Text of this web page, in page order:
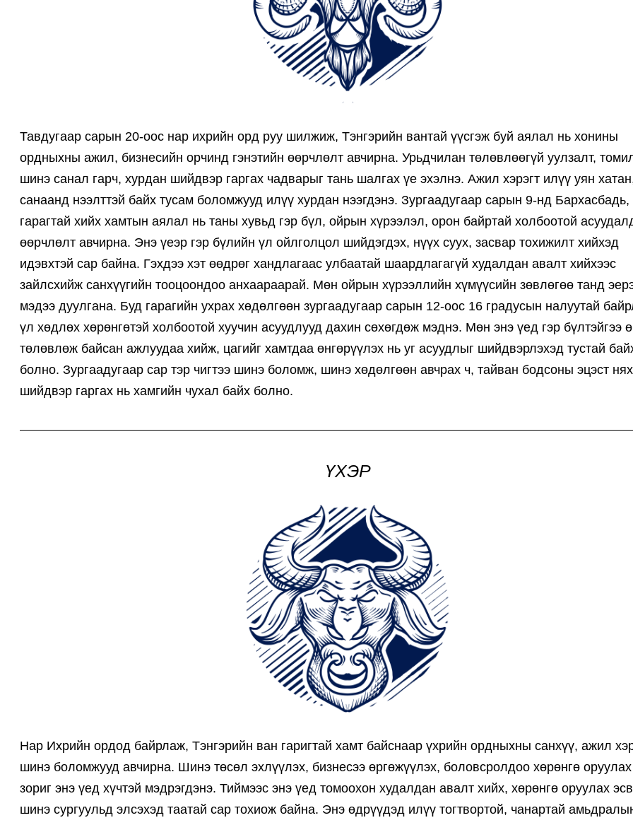
Тавдугаар сарын 20-оос нар ихрийн орд руу шилжиж, Тэнгэрийн вантай үүсгэж буй аялал нь хонины
ордныхны ажил, бизнесийн орчинд гэнэтийн өөрчлөлт авчирна. Урьдчилан төлөвлөөгүй уулзалт,
шинэ санал гарч, хурдан шийдвэр гаргах чадварыг тань шалгах үе эхэлнэ. Ажил хэрэгт илүү уян
санаанд нээлттэй байх тусам боломжууд илүү хурдан нээгдэнэ. Зургаадугаар сарын 9-нд Бархасбадь,
гарагтай хийх хамтын аялал нь таны хувьд гэр бүл, ойрын хүрээлэл, орон байртай холбоотой
өөрчлөлт авчирна. Энэ үеэр гэр бүлийн үл ойлголцол шийдэгдэх, нүүх суух, засвар тохижилт хийхэд
идэвхтэй сар байна. Гэхдээ хэт өөдрөг хандлагаас улбаатай шаардлагагүй худалдан авалт хийхээс
зайлсхийж санхүүгийн тооцоондоо анхаараарай. Мөн ойрын хүрээллийн хүмүүсийн зөвлөгөө танд
мэдээ дуулгана. Буд гарагийн ухрах хөдөлгөөн зургаадугаар сарын 12-оос 16 градусын налуутай
үл хөдлөх хөрөнгөтэй холбоотой хуучин асуудлууд дахин сөхөгдөж мэднэ. Мөн энэ үед гэр бүлтэйгээ
төлөвлөж байсан ажлуудаа хийж, цагийг хамтдаа өнгөрүүлэх нь уг асуудлыг шийдвэрлэхэд тустай
болно. Зургаадугаар сар тэр чигтээ шинэ боломж, шинэ хөдөлгөөн авчрах ч, тайван бодсоны эцэст
шийдвэр гаргах нь хамгийн чухал байх болно.
ҮХЭР
Нар Ихрийн ордод байрлаж, Тэнгэрийн ван гаригтай хамт байснаар үхрийн ордныхны санхүү, ажил
шинэ боломжууд авчирна. Шинэ төсөл эхлүүлэх, бизнесээ өргөжүүлэх, боловсролдоо хөрөнгө
зориг энэ үед хүчтэй мэдрэгдэнэ. Тиймээс энэ үед томоохон худалдан авалт хийх, хөрөнгө оруулах
шинэ сургуульд элсэхэд таатай сар тохиож байна. Энэ өдрүүдэд илүү тогтвортой, чанартай